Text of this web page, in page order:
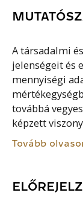
A társadalmi
jelenségeit és
mennyiségi
továbbá
képzett
Tovább